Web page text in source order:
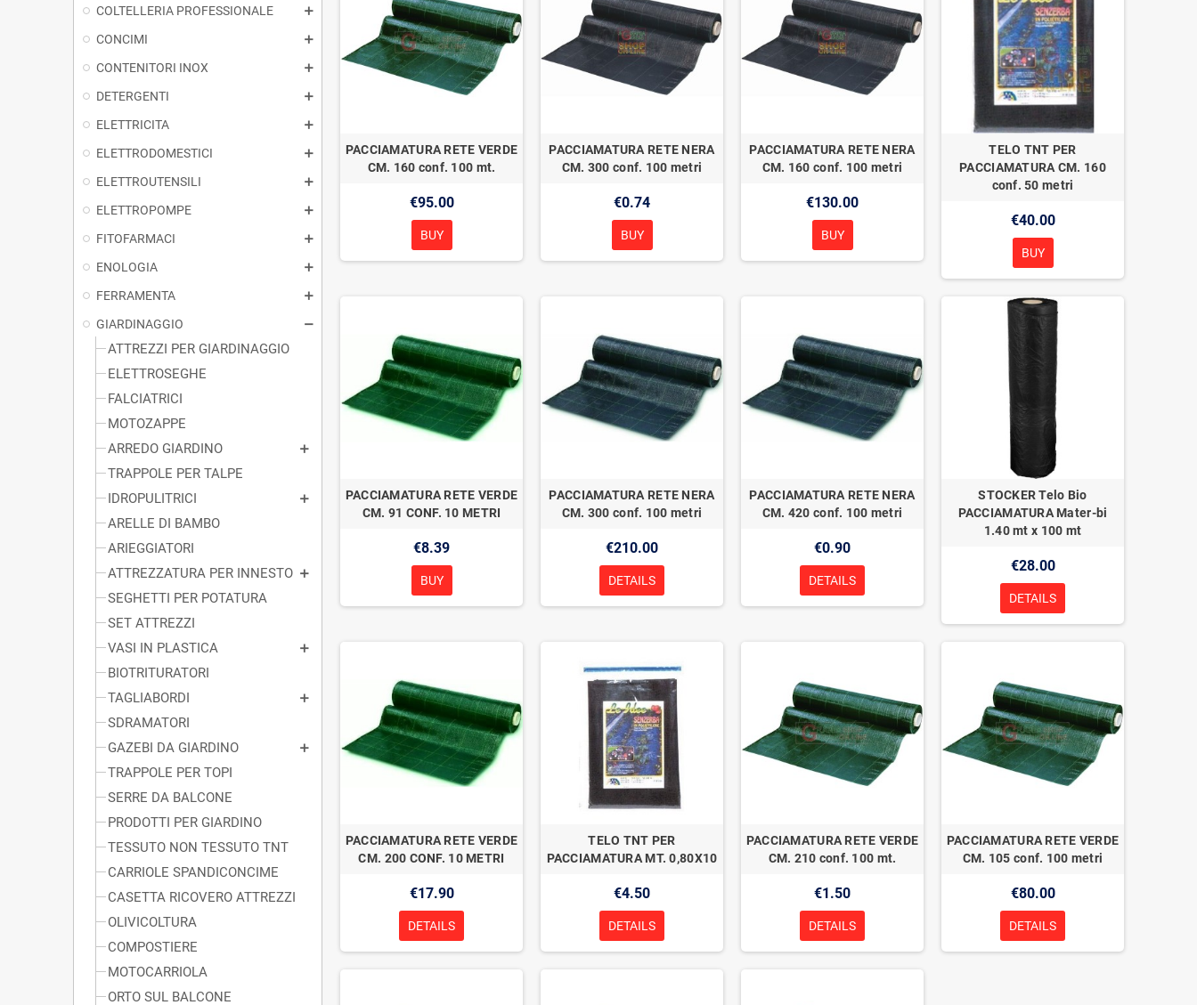
COLTELLERIA PROFESSIONALE
CONCIMI
CONTENITORI INOX
DETERGENTI
ELETTRICITA
ELETTRODOMESTICI
ELETTROUTENSILI
ELETTROPOMPE
FITOFARMACI
ENOLOGIA
FERRAMENTA
GIARDINAGGIO
ATTREZZI PER GIARDINAGGIO
ELETTROSEGHE
FALCIATRICI
MOTOZAPPE
ARREDO GIARDINO
TRAPPOLE PER TALPE
IDROPULITRICI
ARELLE DI BAMBO
ARIEGGIATORI
ATTREZZATURA PER INNESTO
SEGHETTI PER POTATURA
SET ATTREZZI
VASI IN PLASTICA
BIOTRITURATORI
TAGLIABORDI
SDRAMATORI
GAZEBI DA GIARDINO
TRAPPOLE PER TOPI
SERRE DA BALCONE
PRODOTTI PER GIARDINO
TESSUTO NON TESSUTO TNT
CARRIOLE SPANDICONCIME
CASETTA RICOVERO ATTREZZI
OLIVICOLTURA
COMPOSTIERE
MOTOCARRIOLA
ORTO SUL BALCONE
PACCIAMATURA RETE VERDE
CM. 160 conf. 100 mt.
€95.00
BUY
PACCIAMATURA RETE NERA
CM. 300 conf. 100 metri
€0.74
BUY
PACCIAMATURA RETE NERA
CM. 160 conf. 100 metri
€130.00
BUY
TELO TNT PER
PACCIAMATURA CM. 160
conf. 50 metri
€40.00
BUY
PACCIAMATURA RETE VERDE
CM. 91 CONF. 10 METRI
€8.39
BUY
PACCIAMATURA RETE NERA
CM. 300 conf. 100 metri
€210.00
DETAILS
PACCIAMATURA RETE NERA
CM. 420 conf. 100 metri
€0.90
DETAILS
STOCKER Telo Bio
PACCIAMATURA Mater-bi
1.40 mt x 100 mt
€28.00
DETAILS
PACCIAMATURA RETE VERDE
CM. 200 CONF. 10 METRI
€17.90
DETAILS
TELO TNT PER
PACCIAMATURA MT. 0,80X10
€4.50
DETAILS
PACCIAMATURA RETE VERDE
CM. 210 conf. 100 mt.
€1.50
DETAILS
PACCIAMATURA RETE VERDE
CM. 105 conf. 100 metri
€80.00
DETAILS